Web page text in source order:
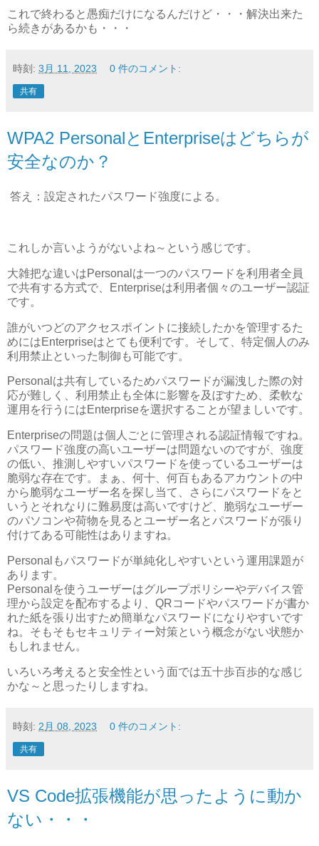
これで終わると愚痴だけになるんだけど・・・解決出来た
ら続きがあるかも・・・
時刻: 3月 11, 2023 0 件のコメント:
共有
WPA2 PersonalとEnterpriseはどちらが
安全なのか？
答え：設定されたパスワード強度による。
これしか言いようがないよね～という感じです。
大雑把な違いはPersonalは一つのパスワードを利用者全員
で共有する方式で、Enterpriseは利用者個々のユーザー認証
です。
誰がいつどのアクセスポイントに接続したかを管理するた
めにはEnterpriseはとても便利です。そして、特定個人のみ
利用禁止といった制御も可能です。
Personalは共有しているためパスワードが漏洩した際の対
応が難しく、利用禁止も全体に影響を及ぼすため、柔軟な
運用を行うにはEnterpriseを選択することが望ましいです。
Enterpriseの問題は個人ごとに管理される認証情報ですね。
パスワード強度の高いユーザーは問題ないのですが、強度
の低い、推測しやすいパスワードを使っているユーザーは
脆弱な存在です。まぁ、何十、何百もあるアカウントの中
から脆弱なユーザー名を探し当て、さらにパスワードをと
いうとそれなりに難易度は高いですけど、脆弱なユーザー
のパソコンや荷物を見るとユーザー名とパスワードが張り
付けてある可能性はありますね。
Personalもパスワードが単純化しやすいという運用課題が
あります。
Personalを使うユーザーはグループポリシーやデバイス管
理から設定を配布するより、QRコードやパスワードが書か
れた紙を張り出すため簡単なパスワードになりやすいです
ね。そもそもセキュリティー対策という概念がない状態か
もしれません。
いろいろ考えると安全性という面では五十歩百歩的な感じ
かな～と思ったりしますね。
時刻: 2月 08, 2023 0 件のコメント:
共有
VS Code拡張機能が思ったように動か
ない・・・